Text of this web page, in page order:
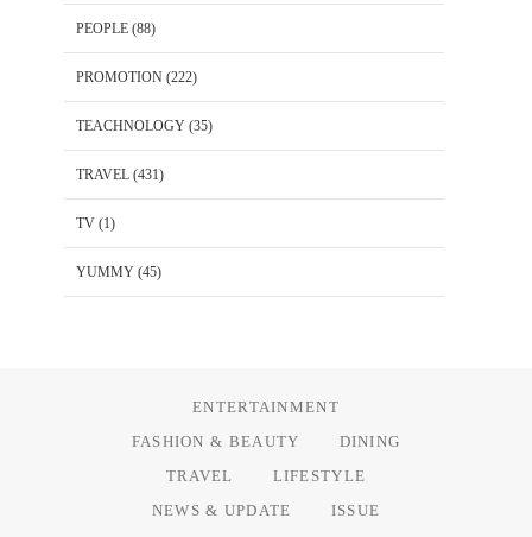
PEOPLE (88)
PROMOTION (222)
TEACHNOLOGY (35)
TRAVEL (431)
TV (1)
YUMMY (45)
ENTERTAINMENT
FASHION & BEAUTY
DINING
TRAVEL
LIFESTYLE
NEWS & UPDATE
ISSUE